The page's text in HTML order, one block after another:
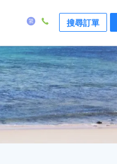
搜尋訂單